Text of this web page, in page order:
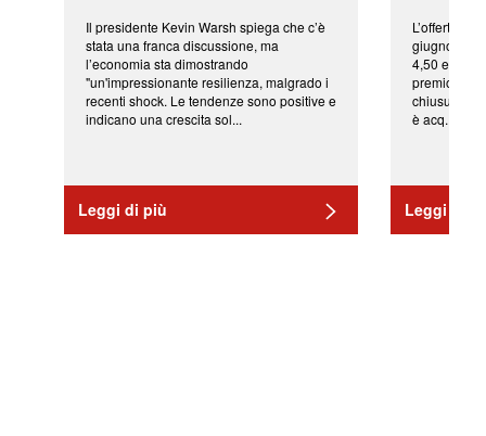
Il presidente Kevin Warsh spiega che c’è
stata una franca discussione, ma
l’economia sta dimostrando
"un'impressionante resilienza, malgrado i
recenti shock. Le tendenze sono positive e
indicano una crescita sol...
Leggi di più
L’offerta
giugno da
4,50 euro
premio di
chiusura
è acq...
Leggi di